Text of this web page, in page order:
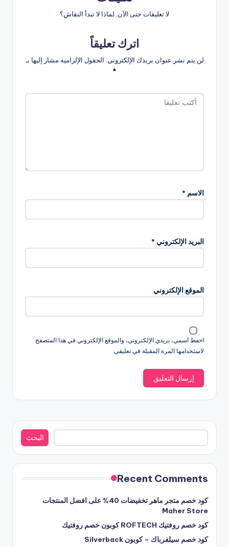
لا تعليقات حتى الآن. لماذا لا تبدأ النقاش؟
اترك تعليقاً
لن يتم نشر عنوان بريدك الإلكتروني. الحقول الإلزامية مشار إليها بـ
*
الاسم *
البريد الإلكتروني *
الموقع الإلكتروني
احفظ اسمي، بريدي الإلكتروني، والموقع الإلكتروني في هذا المتصفح
لاستخدامها المرة المقبلة في تعليقي.
البحث
البحث
Recent Comments
كود خصم متجر ماهر تخفيضات 40% على افضل المنتجات
Maher Store
كود خصم روفتيك ROFTECH كوبون خصم روفتيك
كود خصم سيلفرباك – كوبون Silverback